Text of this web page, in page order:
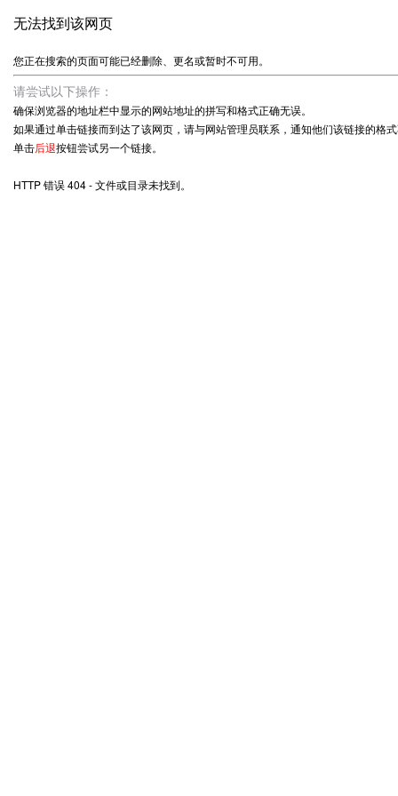
无法找到该网页
您正在搜索的页面可能已经删除、更名或暂时不可用。
请尝试以下操作：
确保浏览器的地址栏中显示的网站地址的拼写和格式正确无误。
如果通过单击链接而到达了该网页，请与网站管理员联系，通知他们该链接的格
单击后退按钮尝试另一个链接。
HTTP 错误 404 - 文件或目录未找到。